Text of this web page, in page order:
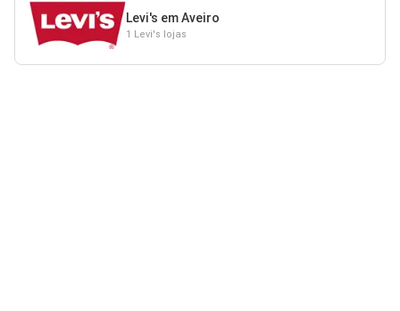
Levi's em Aveiro
1 Levi's lojas